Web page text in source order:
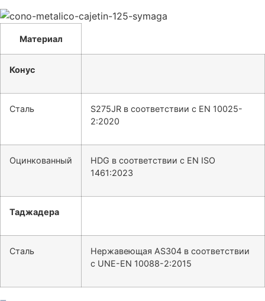
Материал
Конус
Сталь
S275JR в соответствии с EN 10025-
2:2020
Оцинкованный
HDG в соответствии с EN ISO
1461:2023
Таджадера
Сталь
Нержавеющая AS304 в соответствии
с UNE-EN 10088-2:2015